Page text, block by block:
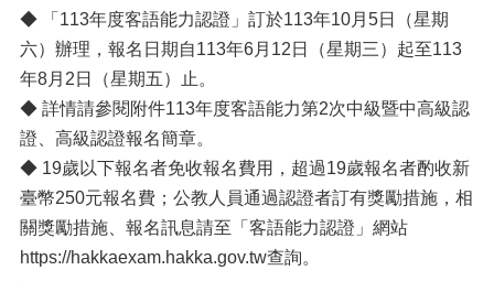
◆ 「113年度客語能力認證」訂於113年10月5日（星期
六）辦理，報名日期自113年6月12日（星期三）起至113
年8月2日（星期五）止。
◆ 詳情請參閱附件113年度客語能力第2次中級暨中高級認
證、高級認證報名簡章。
◆ 19歲以下報名者免收報名費用，超過19歲報名者酌收新
臺幣250元報名費；公教人員通過認證者訂有獎勵措施，相
關獎勵措施、報名訊息請至「客語能力認證」網站
https://hakkaexam.hakka.gov.tw查詢。